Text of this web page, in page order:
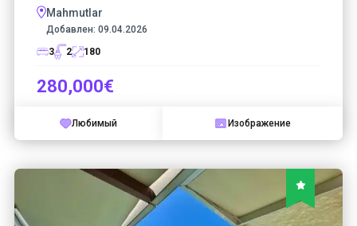
Mahmutlar
Добавлен: 09.04.2026
3
2 180
280,000€
Любимый Изображение